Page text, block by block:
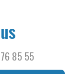
bureau
à
85 55